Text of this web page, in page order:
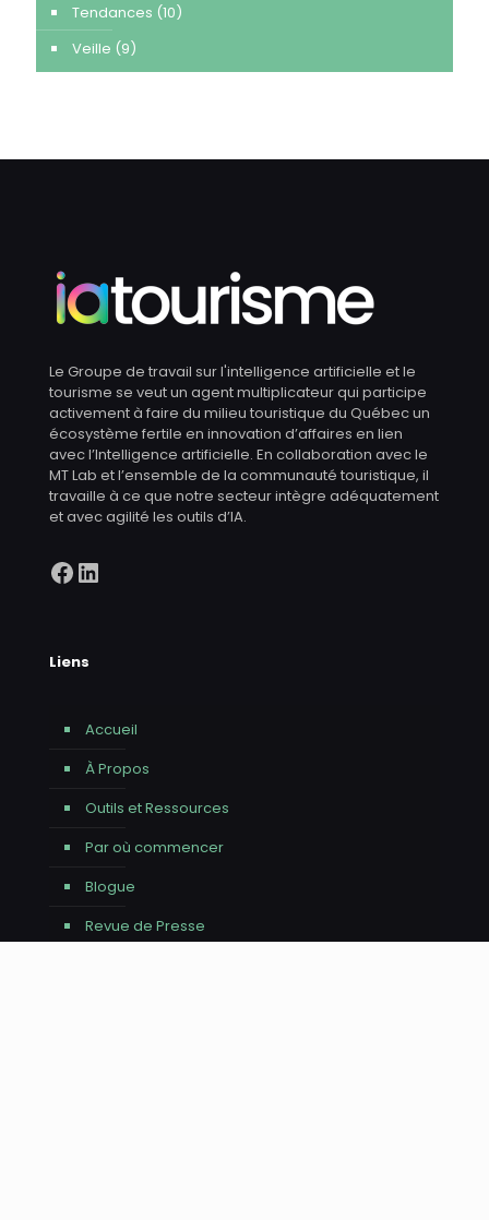
Tendances (10)
Veille (9)
Le Groupe de travail sur l'intelligence artificielle et le
tourisme se veut un agent multiplicateur qui participe
activement à faire du milieu touristique du Québec un
écosystème fertile en innovation d’affaires en lien
avec l’Intelligence artificielle. En collaboration avec le
MT Lab et l’ensemble de la communauté touristique, il
travaille à ce que notre secteur intègre adéquatement
et avec agilité les outils d’IA.
Facebook
LinkedIn
Liens
Accueil
À Propos
Outils et Ressources
Par où commencer
Blogue
Revue de Presse